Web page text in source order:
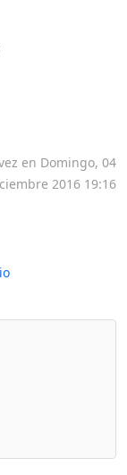
en Domingo, 04
2016 19:16